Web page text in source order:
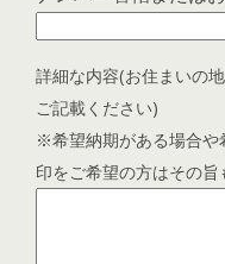
詳細な内容(お住まいの
ご記載ください)
※希望納期がある場合や
印をご希望の方はその